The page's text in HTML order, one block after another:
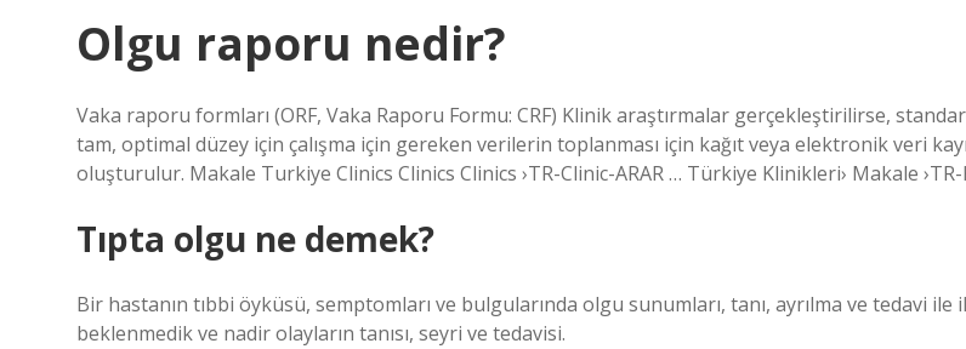
Olgu raporu nedir?
Vaka raporu formları (ORF, Vaka Raporu Formu: CRF) Klinik araştırmalar gerçekleştirilirse,
tam, optimal düzey için çalışma için gereken verilerin toplanması için kağıt veya elektronik veri
oluşturulur. Makale Turkiye Clinics Clinics Clinics ›TR-Clinic-ARAR … Türkiye Klinikleri› Makale
Tıpta olgu ne demek?
Bir hastanın tıbbi öyküsü, semptomları ve bulgularında olgu sunumları, tanı, ayrılma ve tedavi ile
beklenmedik ve nadir olayların tanısı, seyri ve tedavisi.